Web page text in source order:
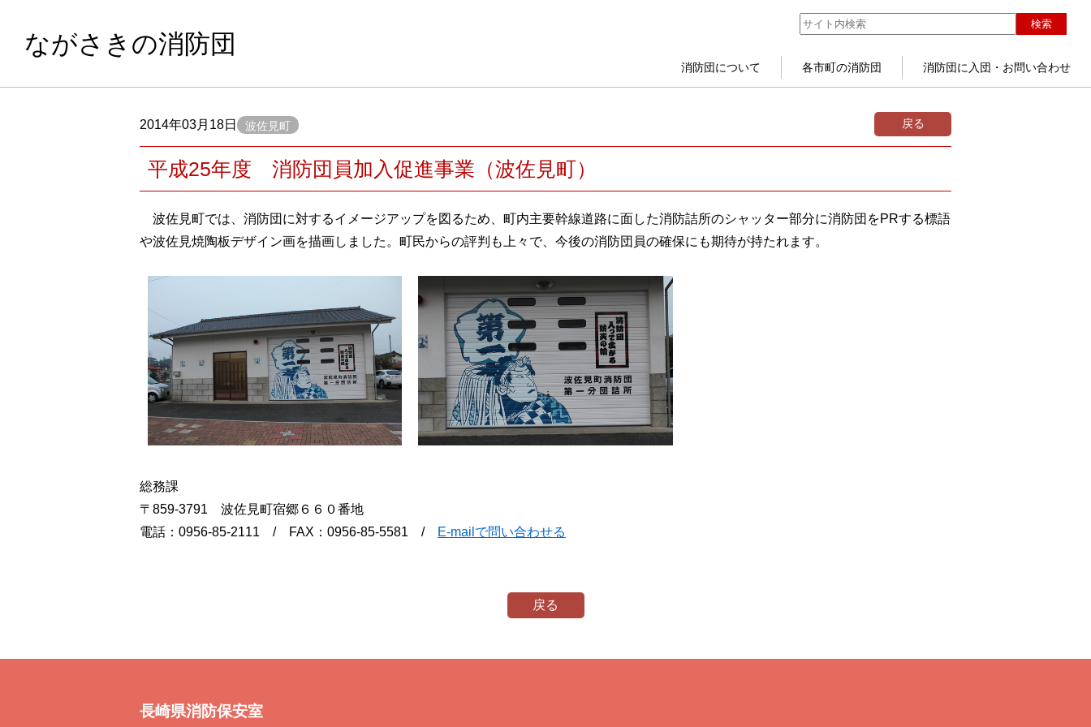
ながさきの消防団
検索
消防団について 各市町の消防団 消防団に入団・お問い合わせ
2014年03月18日 波佐見町 戻る
平成25年度 消防団員加入促進事業（波佐見町）
波佐見町では、消防団に対するイメージアップを図るため、町内主要幹線道路に面した消防詰所のシャッター部分に消防団をPRする標語
や波佐見焼陶板デザイン画を描画しました。町民からの評判も上々で、今後の消防団員の確保にも期待が持たれます。
総務課
〒859-3791 波佐見町宿郷６６０番地
電話：0956-85-2111 / FAX：0956-85-5581 /
E-mailで問い合わせる
戻る
長崎県消防保安室